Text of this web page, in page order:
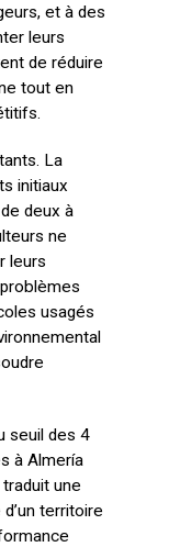
et à des
leurs
de réduire
tout en
La
initiaux
deux à
ne
leurs
usagés
seuil des 4
à Almería
une
territoire